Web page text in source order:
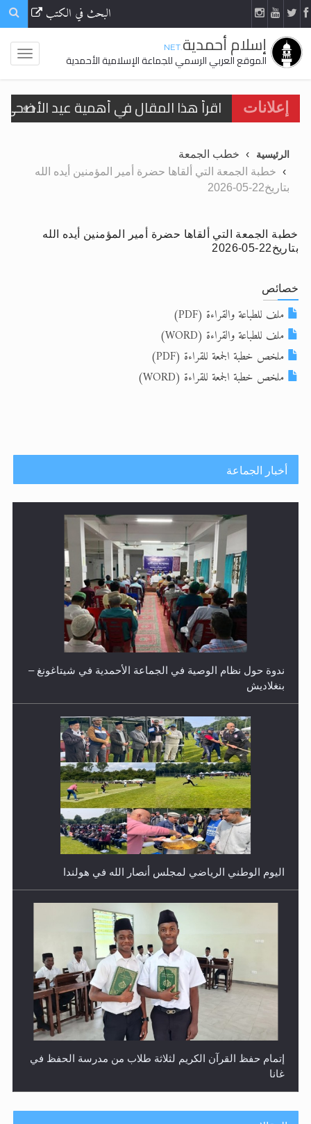
البحث في الكتب
إسلام أحمدية.NET
الموقع العربي الرسمي للجماعة الإسلامية الأحمدية
إعلانات
اقرأ هذا المقال في أهمية عيد
الحجّ.. دلالات، حِكم، وأهداف >> المزيد
تعميم هامّ لأفراد الجماعة >> المزيد
تعميم هامّ لأفراد الجماعة >> المزيد
الحجّ.. دلالات، حِكم، وأهداف >> المزيد
اقرأ هذا المقال في أهمية عيد
الرئيسية
خطب الجمعة
خطبة الجمعة التي ألقاها حضرة أمير المؤمنين أيده الله
بتاريخ22-05-2026
خطبة الجمعة التي ألقاها حضرة أمير المؤمنين أيده الله
بتاريخ22-05-2026
خصائص
ملف للطباعة والقراءة (PDF)
ملف للطباعة والقراءة (WORD)
ملخص خطبة الجمعة للقراءة (PDF)
ملخص خطبة الجمعة للقراءة (WORD)
أخبار الجماعة
ندوة حول نظام الوصية في الجماعة الأحمدية في شيتاغونغ –
بنغلاديش
اليوم الوطني الرياضي لمجلس أنصار الله في هولندا
إتمام حفظ القرآن الكريم لثلاثة طلاب من مدرسة الحفظ في
غانا